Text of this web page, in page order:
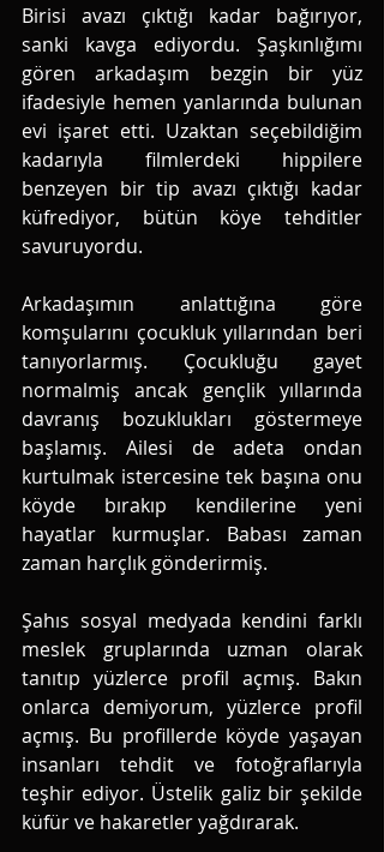
Birisi avazı çıktığı kadar bağırıyor,
sanki kavga ediyordu. Şaşkınlığımı
gören arkadaşım bezgin bir yüz
ifadesiyle hemen yanlarında bulunan
evi işaret etti. Uzaktan seçebildiğim
kadarıyla filmlerdeki hippilere
benzeyen bir tip avazı çıktığı kadar
küfrediyor, bütün köye tehditler
savuruyordu.
Arkadaşımın anlattığına göre
komşularını çocukluk yıllarından beri
tanıyorlarmış. Çocukluğu gayet
normalmiş ancak gençlik yıllarında
davranış bozuklukları göstermeye
başlamış. Ailesi de adeta ondan
kurtulmak istercesine tek başına onu
köyde bırakıp kendilerine yeni
hayatlar kurmuşlar. Babası zaman
zaman harçlık gönderirmiş.
Şahıs sosyal medyada kendini farklı
meslek gruplarında uzman olarak
tanıtıp yüzlerce profil açmış. Bakın
onlarca demiyorum, yüzlerce profil
açmış. Bu profillerde köyde yaşayan
insanları tehdit ve fotoğraflarıyla
teşhir ediyor. Üstelik galiz bir şekilde
küfür ve hakaretler yağdırarak.